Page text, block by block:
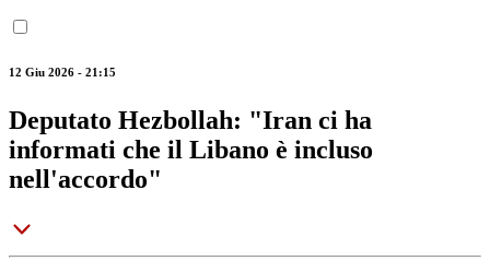
12 Giu 2026 - 21:15
Deputato Hezbollah: "Iran ci ha
informati che il Libano è incluso
nell'accordo"